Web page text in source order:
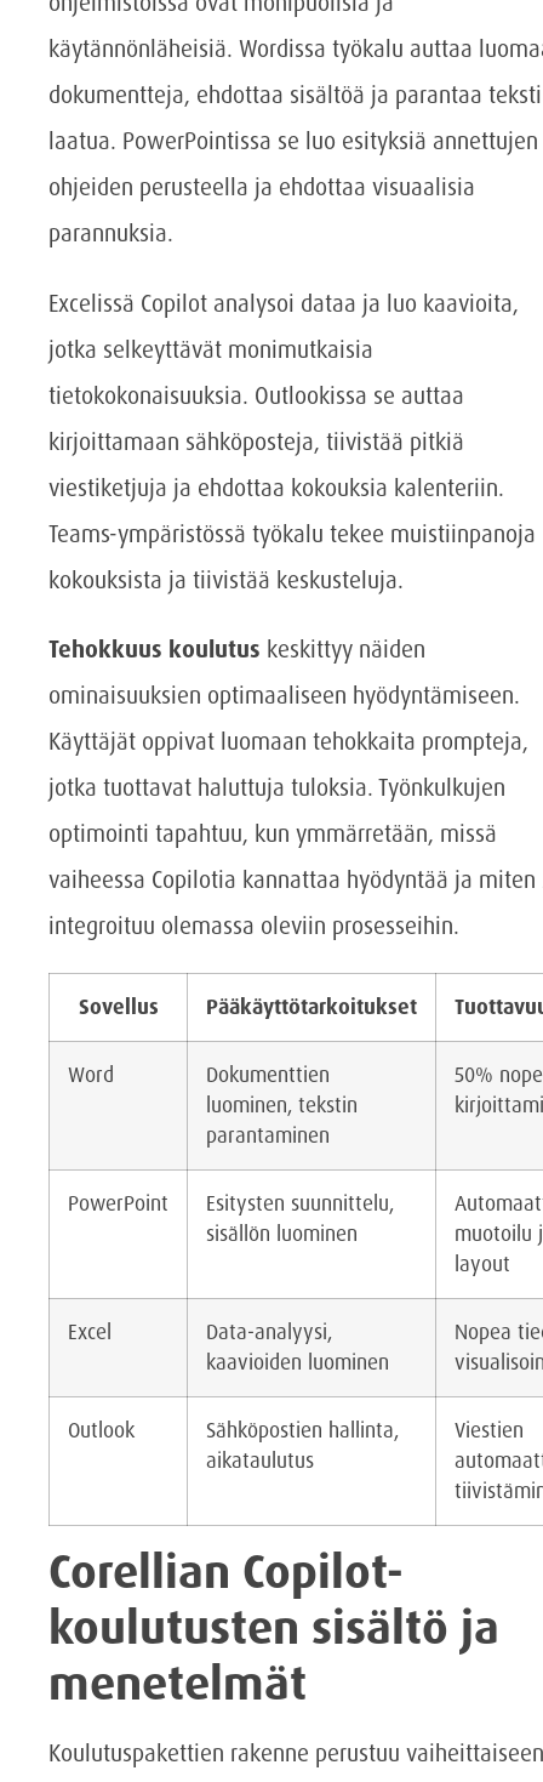
käytännönläheisiä. Wordissa työkalu auttaa
dokumentteja, ehdottaa sisältöä ja parantaa
laatua. PowerPointissa se luo esityksiä annettujen
ohjeiden perusteella ja ehdottaa visuaalisia
parannuksia.
Excelissä Copilot analysoi dataa ja luo kaavioita,
jotka selkeyttävät monimutkaisia
tietokokonaisuuksia. Outlookissa se auttaa
kirjoittamaan sähköposteja, tiivistää pitkiä
viestiketjuja ja ehdottaa kokouksia kalenteriin.
Teams-ympäristössä työkalu tekee muistiinpanoja
kokouksista ja tiivistää keskusteluja.
Tehokkuus koulutus keskittyy näiden
ominaisuuksien optimaaliseen hyödyntämiseen.
Käyttäjät oppivat luomaan tehokkaita prompteja,
jotka tuottavat haluttuja tuloksia. Työnkulkujen
optimointi tapahtuu, kun ymmärretään, missä
vaiheessa Copilotia kannattaa hyödyntää ja miten
integroituu olemassa oleviin prosesseihin.
Sovellus Pääkäyttötarkoitukset
Word
Dokumenttien
luominen, tekstin
parantaminen
50%
PowerPoint
Esitysten suunnittelu,
sisällön luominen
muotoilu
layout
Excel
Data-analyysi,
kaavioiden luominen
Nopea
Outlook
Sähköpostien hallinta,
aikataulutus
Viestien
Corellian Copilot-
koulutusten sisältö ja
menetelmät
Koulutuspakettien rakenne perustuu vaiheittaiseen